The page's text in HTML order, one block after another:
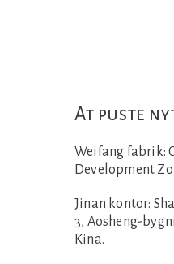
At puste
Weifang fabrik:
Development
Jinan kontor:
3, Aosheng-
Kina.